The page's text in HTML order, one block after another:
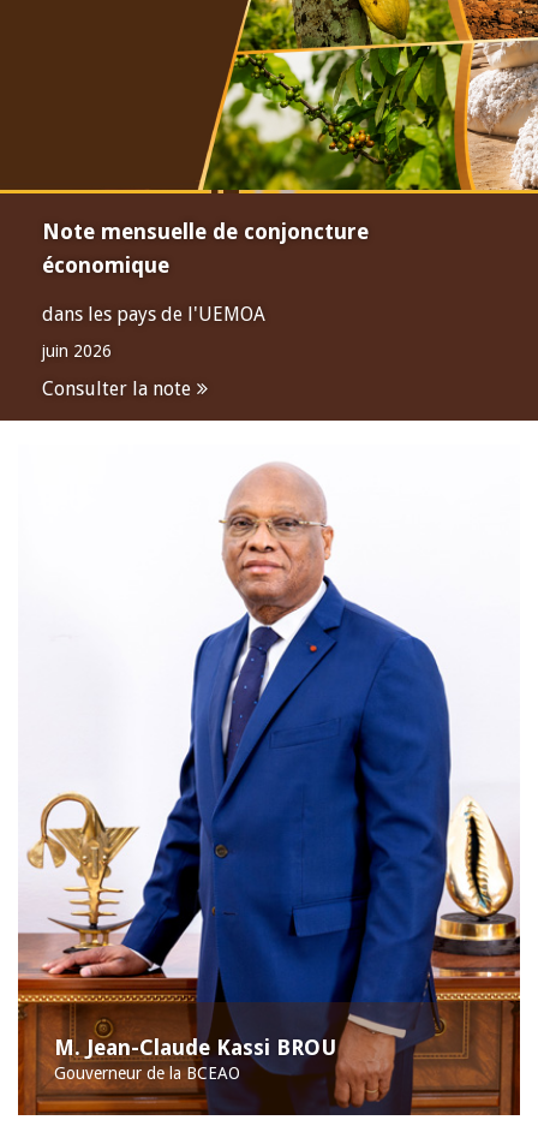
Note mensuelle de conjoncture
économique
dans les pays de l'UEMOA
juin 2026
Consulter la note
M. Jean-Claude Kassi BROU
Gouverneur de la BCEAO